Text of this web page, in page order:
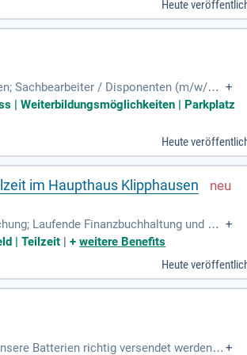
sowie 2-3 Jahren relevanter Erfahrun
Heute
Sachbearbeiter / Disponenten (m/w/d) f +
| Weiterbildungsmöglichkeiten | Parkplatz
Heute
im Haupthaus Klipphausen
Laufende Finanzbuchhaltung und Vo
Organisation des Zahlungsverkehrs
+
| Teilzeit |+weitere Benefits
Heute
Batterien richtig versendet werden k +